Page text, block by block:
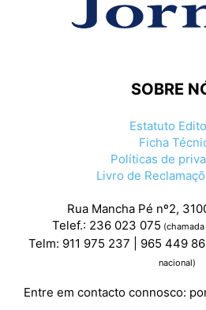
SOBRE
Estatuto
Ficha
Políticas de
Livro de
Rua Mancha Pé nº2,
Telef.: 236 023 075
Telm: 911 975 237 | 965 449
nacional)
Entre em contacto connosco: